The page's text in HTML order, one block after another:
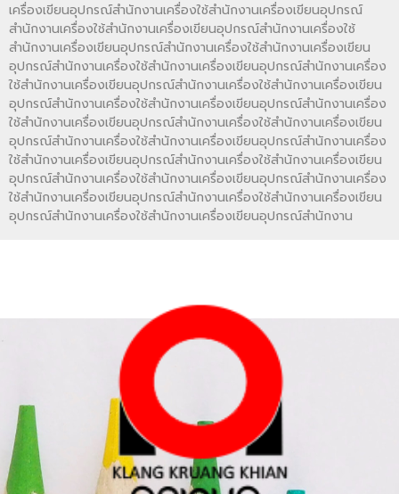
เครื่องเขียนอุปกรณ์สำนักงานเครื่องใช้สำนักงานเครื่องเขียนอุปกรณ์
สำนักงานเครื่องใช้สำนักงานเครื่องเขียนอุปกรณ์สำนักงานเครื่องใช้
สำนักงานเครื่องเขียนอุปกรณ์สำนักงานเครื่องใช้สำนักงานเครื่องเขียน
อุปกรณ์สำนักงานเครื่องใช้สำนักงานเครื่องเขียนอุปกรณ์สำนักงานเครื่อง
ใช้สำนักงานเครื่องเขียนอุปกรณ์สำนักงานเครื่องใช้สำนักงานเครื่องเขียน
อุปกรณ์สำนักงานเครื่องใช้สำนักงานเครื่องเขียนอุปกรณ์สำนักงานเครื่อง
ใช้สำนักงานเครื่องเขียนอุปกรณ์สำนักงานเครื่องใช้สำนักงานเครื่องเขียน
อุปกรณ์สำนักงานเครื่องใช้สำนักงานเครื่องเขียนอุปกรณ์สำนักงานเครื่อง
ใช้สำนักงานเครื่องเขียนอุปกรณ์สำนักงานเครื่องใช้สำนักงานเครื่องเขียน
อุปกรณ์สำนักงานเครื่องใช้สำนักงานเครื่องเขียนอุปกรณ์สำนักงานเครื่อง
ใช้สำนักงานเครื่องเขียนอุปกรณ์สำนักงานเครื่องใช้สำนักงานเครื่องเขียน
อุปกรณ์สำนักงานเครื่องใช้สำนักงานเครื่องเขียนอุปกรณ์สำนักงาน